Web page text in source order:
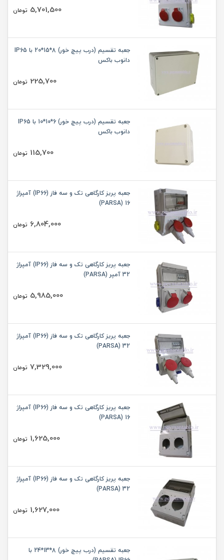
5,701,500 تومان
جعبه تقسیم (درب پیچ خور) 8*15*20 با IP65
دانوب باکس
225,700 تومان
جعبه تقسیم (درب پیچ خور) 6*10*10 با IP65
دانوب باکس
115,700 تومان
جعبه پریز کارگاهی تک و سه فاز (IP66) آمپراژ
16 (PARSA)
6,804,000 تومان
جعبه پریز کارگاهی تک و سه فاز (IP66) آمپراژ
32 آمپر (PARSA)
5,985,000 تومان
جعبه پریز کارگاهی تک و سه فاز (IP66) آمپراژ
32 (PARSA)
7,329,000 تومان
جعبه پریز کارگاهی تک و سه فاز (IP66) آمپراژ
16 (PARSA)
1,625,000 تومان
جعبه پریز کارگاهی تک و سه فاز (IP66) آمپراژ
32 (PARSA)
1,627,000 تومان
جعبه تقسیم (درب پیچ خور) 8*13*24 با